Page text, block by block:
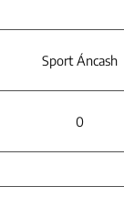
Sport Áncash
0